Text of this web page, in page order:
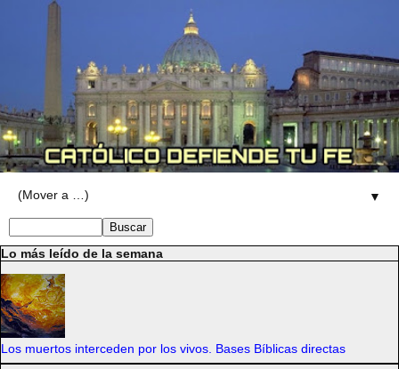
▼
Lo más leído de la semana
Los muertos interceden por los vivos. Bases Bíblicas directas